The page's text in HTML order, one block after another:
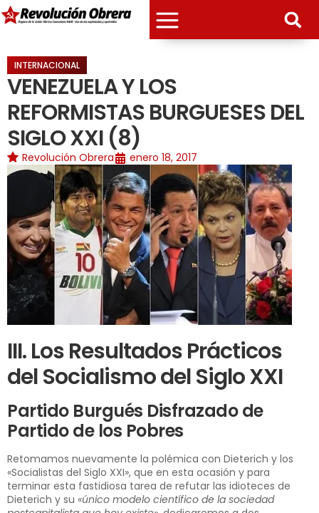
INTERNACIONAL
VENEZUELA Y LOS
REFORMISTAS BURGUESES DEL
SIGLO XXI (8)
Revolución Obrera enero 18, 2017
III. Los Resultados Prácticos
del Socialismo del Siglo XXI
Partido Burgués Disfrazado de
Partido de los Pobres
Retomamos nuevamente la polémica con Dieterich y los
«Socialistas del Siglo XXI», que en esta ocasión y para
terminar esta fastidiosa tarea de refutar las idioteces de
Dieterich y su «único modelo científico de la sociedad